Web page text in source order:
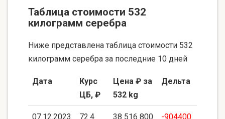
Таблица стоимости 532
килограмм серебра
Ниже представлена таблица стоимости 532
килограмм серебра за последние 10 дней
Дата
Курс
ЦБ, ₽
Цена ₽ за
532 kg
Дельта
07.12.2023 72.4 38 516 800 -904400